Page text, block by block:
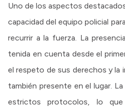
Uno de los aspectos
capacidad del equipo policial
recurrir a la fuerza. La
tenida en cuenta desde el
el respeto de sus derechos y la
también presente en el lugar.
estrictos protocolos, lo que